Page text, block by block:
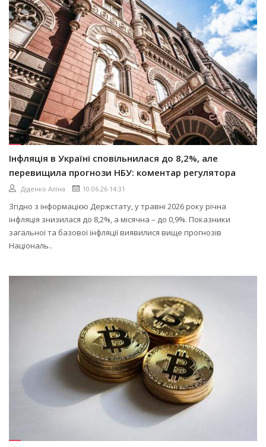
Інфляція в Україні сповільнилася до 8,2%, але
перевищила прогнози НБУ: коментар регулятора
Діденко Аліна 10.06.26 14:31
Згідно з інформацією Держстату, у травні 2026 року річна
інфляція знизилася до 8,2%, а місячна – до 0,9%. Показники
загальної та базової інфляції виявилися вище прогнозів
Національ..